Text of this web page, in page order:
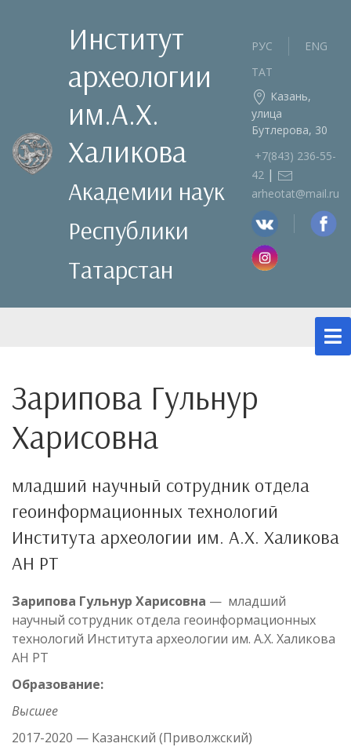
Институт
археологии
им.А.Х.
Халикова
Академии наук
Республики
Татарстан
РУС
ENG
ТАТ
Казань,
улица
Бутлерова, 30
+7(843) 236‑55-
42 |
arheotat@mail.ru
Зарипова Гульнур
Харисовна
младший научный сотрудник отдела
геоинформационных технологий
Института археологии им. А.Х. Халикова
АН РТ
Зарипова Гульнур Харисовна — младший
научный сотрудник отдела геоинформационных
технологий Института археологии им. А.Х. Халикова
АН РТ
Образование:
Высшее
2017-2020 — Казанский (Приволжский)